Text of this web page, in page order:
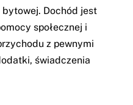
Dochód jest
społecznej i
z pewnymi
świadczenia